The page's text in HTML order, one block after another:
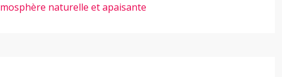
naturelle et apaisante